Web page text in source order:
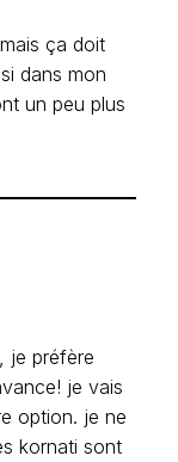
ça doit
dans mon
un peu plus
je préfère
je vais
option. je ne
kornati sont